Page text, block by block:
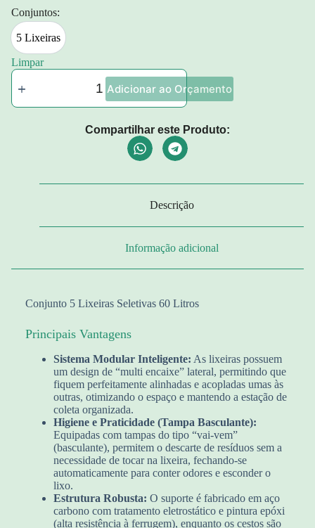
Conjuntos:
5 Lixeiras
5 Lixeiras
Limpar
Adicionar ao Orçamento
Compartilhar este Produto:
Descrição
Informação adicional
Conjunto 5 Lixeiras Seletivas 60 Litros
Principais Vantagens
Sistema Modular Inteligente: As lixeiras possuem
um design de “multi encaixe” lateral, permitindo que
fiquem perfeitamente alinhadas e acopladas umas às
outras, otimizando o espaço e mantendo a estação de
coleta organizada.
Higiene e Praticidade (Tampa Basculante):
Equipadas com tampas do tipo “vai-vem”
(basculante), permitem o descarte de resíduos sem a
necessidade de tocar na lixeira, fechando-se
automaticamente para conter odores e esconder o
lixo.
Estrutura Robusta: O suporte é fabricado em aço
carbono com tratamento eletrostático e pintura epóxi
(alta resistência à ferrugem), enquanto os cestos são